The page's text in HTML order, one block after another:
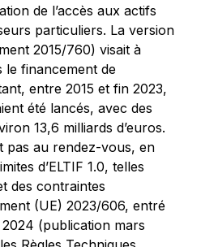
de l’accès aux actifs
particuliers. La version
2015/760) visait à
le financement de
entre 2015 et fin 2023,
été lancés, avec des
13,6 milliards d’euros.
pas au rendez-vous, en
d’ELTIF 1.0, telles
des contraintes
(UE) 2023/606, entré
(publication mars